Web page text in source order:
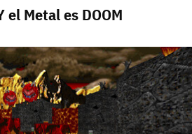
el Metal es DOOM